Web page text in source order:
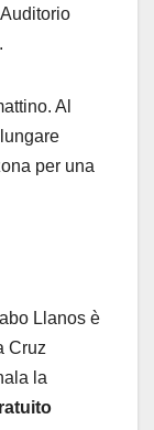
Al
per una
Llanos è
Cruz
la